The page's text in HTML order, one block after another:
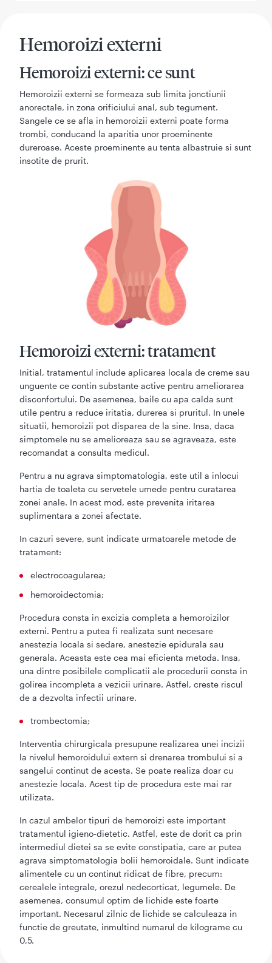
Hemoroizi externi
Hemoroizi externi: ce sunt
Hemoroizii externi se formeaza sub limita jonctiunii
anorectale, in zona orificiului anal, sub tegument.
Sangele ce se afla in hemoroizii externi poate forma
trombi, conducand la aparitia unor proeminente
dureroase. Aceste proeminente au tenta albastruie si sunt
insotite de prurit.
Hemoroizi externi: tratament
Initial, tratamentul include aplicarea locala de creme sau
unguente ce contin substante active pentru ameliorarea
disconfortului. De asemenea, baile cu apa calda sunt
utile pentru a reduce iritatia, durerea si pruritul. In unele
situatii, hemoroizii pot disparea de la sine. Insa, daca
simptomele nu se amelioreaza sau se agraveaza, este
recomandat a consulta medicul.
Pentru a nu agrava simptomatologia, este util a inlocui
hartia de toaleta cu servetele umede pentru curatarea
zonei anale. In acest mod, este prevenita iritarea
suplimentara a zonei afectate.
In cazuri severe, sunt indicate urmatoarele metode de
tratament:
electrocoagularea;
hemoroidectomia;
Procedura consta in excizia completa a hemoroizilor
externi. Pentru a putea fi realizata sunt necesare
anestezia locala si sedare, anestezie epidurala sau
generala. Aceasta este cea mai eficienta metoda. Insa,
una dintre posibilele complicatii ale procedurii consta in
golirea incompleta a vezicii urinare. Astfel, creste riscul
de a dezvolta infectii urinare.
trombectomia;
Interventia chirurgicala presupune realizarea unei incizii
la nivelul hemoroidului extern si drenarea trombului si a
sangelui continut de acesta. Se poate realiza doar cu
anestezie locala. Acest tip de procedura este mai rar
utilizata.
In cazul ambelor tipuri de hemoroizi este important
tratamentul igieno-dietetic. Astfel, este de dorit ca prin
intermediul dietei sa se evite constipatia, care ar putea
agrava simptomatologia bolii hemoroidale. Sunt indicate
alimentele cu un continut ridicat de fibre, precum:
cerealele integrale, orezul nedecorticat, legumele. De
asemenea, consumul optim de lichide este foarte
important. Necesarul zilnic de lichide se calculeaza in
functie de greutate, inmultind numarul de kilograme cu
0,5.